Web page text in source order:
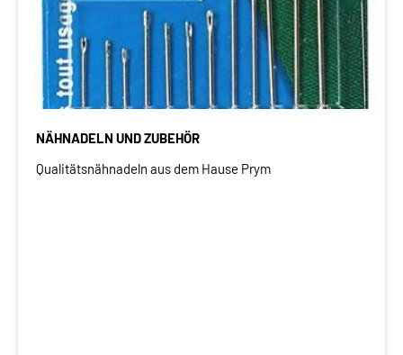
NÄHNADELN UND ZUBEHÖR
Qualitätsnähnadeln aus dem Hause Prym